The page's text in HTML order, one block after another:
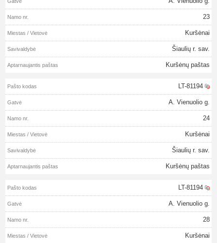
23
Kuršėnai
Šiaulių r. sav.
Kuršėnų paštas
LT-81194
A. Vienuolio g.
24
Kuršėnai
Šiaulių r. sav.
Kuršėnų paštas
LT-81194
A. Vienuolio g.
28
Kuršėnai